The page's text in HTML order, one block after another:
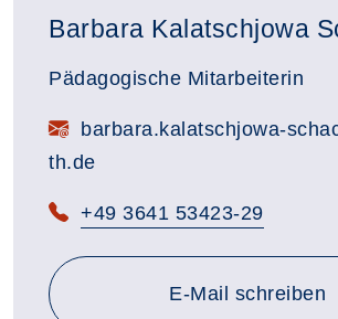
Barbara Kalatschjowa
Pädagogische Mitarbeiterin
barbara.kalatschjowa-
th.de
+49 3641 53423-29
E-Mail an
schreiben